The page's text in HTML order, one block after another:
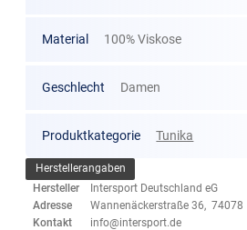
Material 100% Viskose
Geschlecht Damen
Produktkategorie Tunika
Herstellerangaben
Hersteller
Intersport Deutschland eG
Adresse
Wannenäckerstraße 36,
Kontakt
info@intersport.de